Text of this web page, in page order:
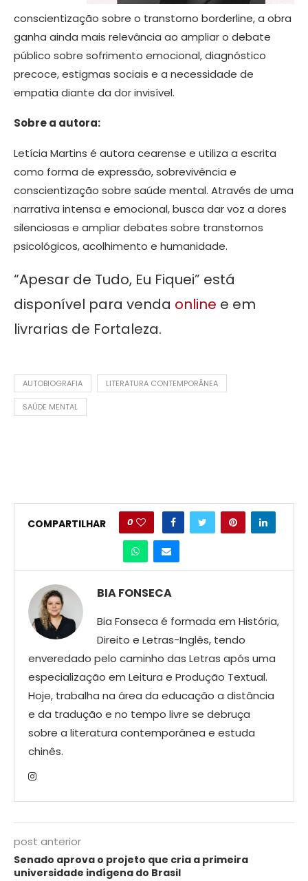
conscientização sobre o transtorno borderline, a obra
ganha ainda mais relevância ao ampliar o debate
público sobre sofrimento emocional, diagnóstico
precoce, estigmas sociais e a necessidade de
empatia diante da dor invisível.
Sobre a autora:
Letícia Martins é autora cearense e utiliza a escrita
como forma de expressão, sobrevivência e
conscientização sobre saúde mental. Através de uma
narrativa intensa e emocional, busca dar voz a dores
silenciosas e ampliar debates sobre transtornos
psicológicos, acolhimento e humanidade.
“Apesar de Tudo, Eu Fiquei” está
disponível para venda online e em
livrarias de Fortaleza.
AUTOBIOGRAFIA LITERATURA CONTEMPORÂNEA
SAÚDE MENTAL
COMPARTILHAR 0
BIA FONSECA
Bia Fonseca é formada em História,
Direito e Letras-Inglês, tendo
enveredado pelo caminho das Letras após uma
especialização em Leitura e Produção Textual.
Hoje, trabalha na área da educação a distância
e da tradução e no tempo livre se debruça
sobre a literatura contemporânea e estuda
chinês.
post anterior
Senado aprova o projeto que cria a primeira
universidade indígena do Brasil